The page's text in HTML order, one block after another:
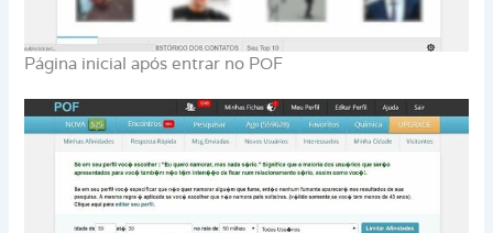
Página inicial após entrar no POF